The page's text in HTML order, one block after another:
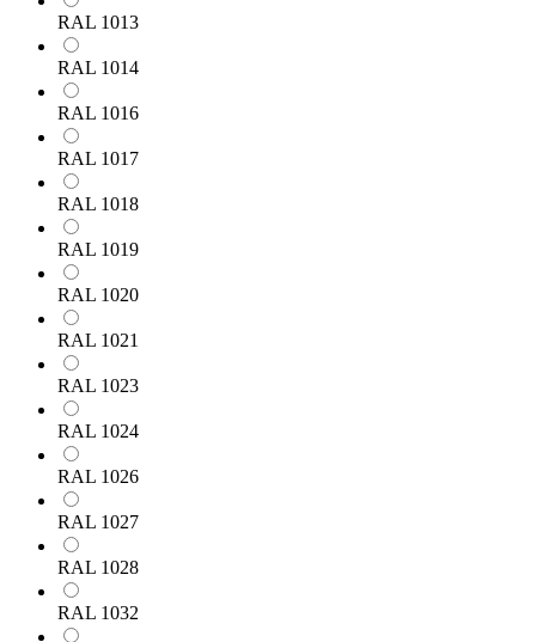
RAL 1013
RAL 1014
RAL 1016
RAL 1017
RAL 1018
RAL 1019
RAL 1020
RAL 1021
RAL 1023
RAL 1024
RAL 1026
RAL 1027
RAL 1028
RAL 1032